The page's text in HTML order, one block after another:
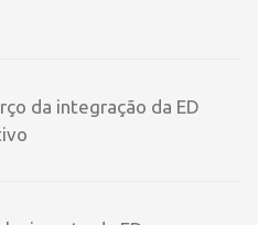
da integração da ED